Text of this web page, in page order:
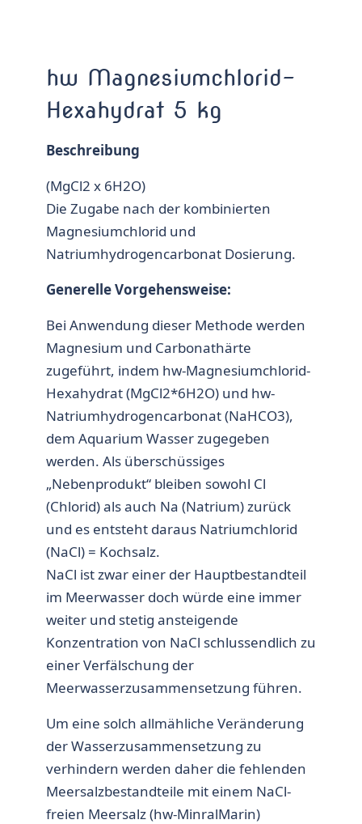
hw Magnesiumchlorid-
Hexahydrat 5 kg
Beschreibung
(MgCl2 x 6H2O)
Die Zugabe nach der kombinierten
Magnesiumchlorid und
Natriumhydrogencarbonat Dosierung.
Generelle Vorgehensweise:
Bei Anwendung dieser Methode werden
Magnesium und Carbonathärte
zugeführt, indem hw-Magnesiumchlorid-
Hexahydrat (MgCl2*6H2O) und hw-
Natriumhydrogencarbonat (NaHCO3),
dem Aquarium Wasser zugegeben
werden. Als überschüssiges
„Nebenprodukt“ bleiben sowohl Cl
(Chlorid) als auch Na (Natrium) zurück
und es entsteht daraus Natriumchlorid
(NaCl) = Kochsalz.
NaCl ist zwar einer der Hauptbestandteil
im Meerwasser doch würde eine immer
weiter und stetig ansteigende
Konzentration von NaCl schlussendlich zu
einer Verfälschung der
Meerwasserzusammensetzung führen.
Um eine solch allmähliche Veränderung
der Wasserzusammensetzung zu
verhindern werden daher die fehlenden
Meersalzbestandteile mit einem NaCl-
freien Meersalz (hw-MinralMarin)